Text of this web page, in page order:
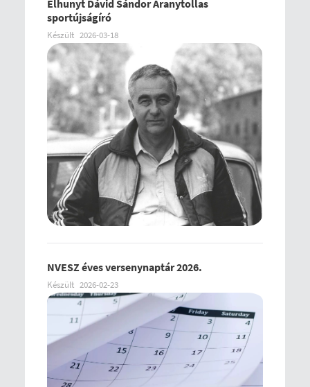
Elhunyt Dávid Sándor Aranytollas
sportújságíró
Készült 2026-03-18
NVESZ éves versenynaptár 2026.
Készült 2026-02-23